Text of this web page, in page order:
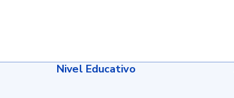
Nivel Educativo